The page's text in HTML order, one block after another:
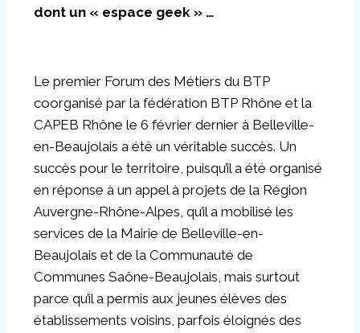
dont un « espace geek » …
Le premier Forum des Métiers du BTP
coorganisé par la fédération BTP Rhône et la
CAPEB Rhône le 6 février dernier à Belleville-
en-Beaujolais a été un véritable succès. Un
succès pour le territoire, puisqu’il a été organisé
en réponse à un appel à projets de la Région
Auvergne-Rhône-Alpes, qu’il a mobilisé les
services de la Mairie de Belleville-en-
Beaujolais et de la Communauté de
Communes Saône-Beaujolais, mais surtout
parce qu’il a permis aux jeunes élèves des
établissements voisins, parfois éloignés des